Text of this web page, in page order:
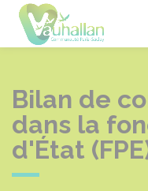
Bilan de
dans la
d'État